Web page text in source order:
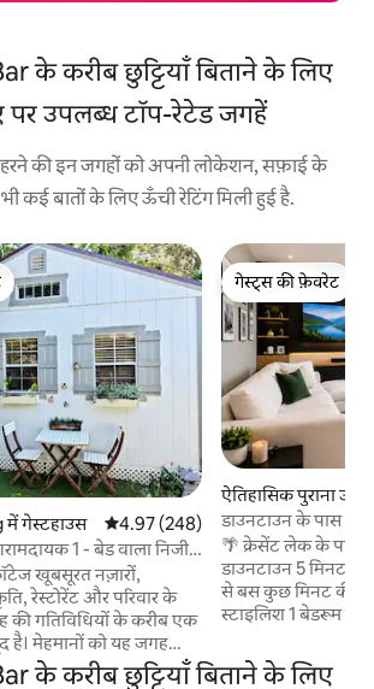
के करीब छुट्टियाँ बिताने के लिए
पर उपलब्ध टॉप-रेटेड जगहें
की इन जगहों को अपनी लोकेशन, सफ़ाई के
कई बातों के लिए ऊँची रेटिंग मिली हुई है.
गेस्टहाउस औसत रेटिंग 5 में से 4.97, 248 समीक्षाएँ
4.97 (248)
1 - बेड वाला निजी
खूबसूरत नज़ारों,
रेस्टोरेंट और परिवार के
गतिविधियों के करीब एक
जगह
लोकेशन और आकर्षक
गेस्ट्स की फ़ेवरेट
गेस्ट्स की फ़ेवरेट
ऐतिहासिक पुराना
मेंट
डाउनटाउन के पास
🌴 क्रेसेंट लेक के पास
डाउनटाउन 5 मिनट की दूरी पर
से बस कुछ मिनट की
स्टाइलिश 1 बेडरूम वाले
लेक पार्क कुछ ही
पीने की जगहें और
के करीब छुट्टियाँ बिताने के लिए